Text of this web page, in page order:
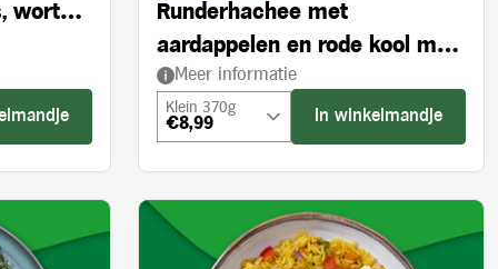
wortel
Runderhachee met
aardappelen en rode kool met
appel
Meer informatie
Klein 370g
€8,99 In winkelmandje